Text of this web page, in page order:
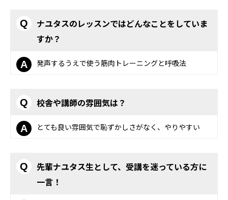
Q
ナユタスのレッスンではどんなことをしていま
すか？
A 発声するうえで使う筋肉トレーニングと呼吸法
Q 校舎や講師の雰囲気は？
A とても良い雰囲気で恥ずかしさがなく、やりやすい
Q
先輩ナユタス生として、受講を迷っている方に
一言！